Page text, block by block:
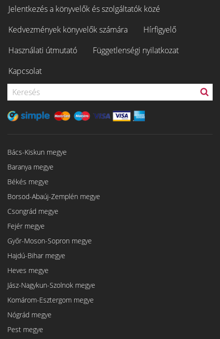
Jelentkezés a könyvelők és szolgáltatók közé
Kedvezmények könyvelők számára
Hírfigyelő
Használati útmutató
Függetlenségi nyilatkozat
Kapcsolat
Bács-Kiskun megye
Baranya megye
Békés megye
Borsod-Abaúj-Zemplén megye
Csongrád megye
Fejér megye
Győr-Moson-Sopron megye
Hajdú-Bihar megye
Heves megye
Jász-Nagykun-Szolnok megye
Komárom-Esztergom megye
Nógrád megye
Pest megye